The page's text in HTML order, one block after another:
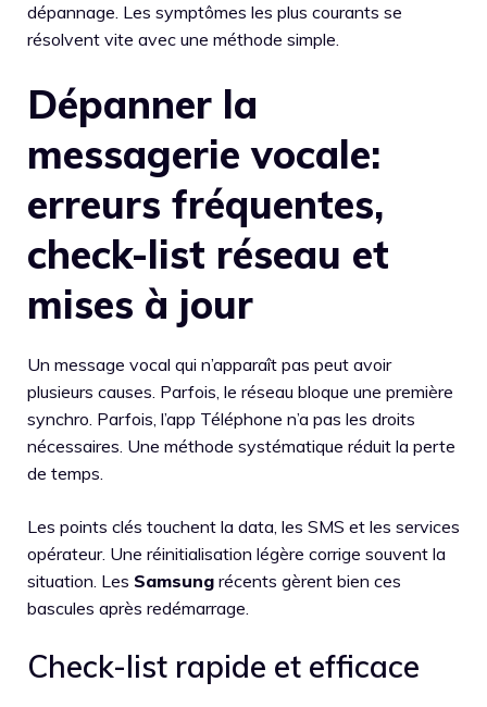
dépannage. Les symptômes les plus courants se
résolvent vite avec une méthode simple.
Dépanner la
messagerie vocale:
erreurs fréquentes,
check-list réseau et
mises à jour
Un message vocal qui n’apparaît pas peut avoir
plusieurs causes. Parfois, le réseau bloque une première
synchro. Parfois, l’app Téléphone n’a pas les droits
nécessaires. Une méthode systématique réduit la perte
de temps.
Les points clés touchent la data, les SMS et les services
opérateur. Une réinitialisation légère corrige souvent la
situation. Les Samsung récents gèrent bien ces
bascules après redémarrage.
Check-list rapide et efficace